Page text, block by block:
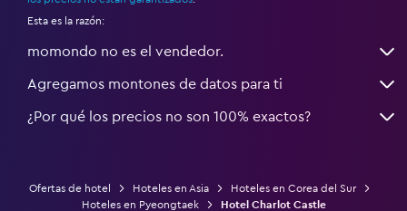
Esta es la razón:
momondo no es el vendedor.
Agregamos montones de datos para ti
¿Por qué los precios no son 100% exactos?
Ofertas de hotel Hoteles en Asia
Hoteles en Corea del Sur
Hoteles en Pyeongtaek
Hotel Charlot Castle